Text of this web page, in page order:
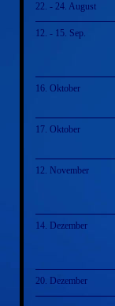
22. - 24. August
12. - 15. Sep.
16. Oktober
17. Oktober
12. November
14. Dezember
20. Dezember